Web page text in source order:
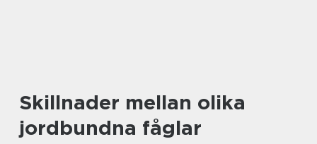
Skillnader mellan olika
jordbundna fåglar